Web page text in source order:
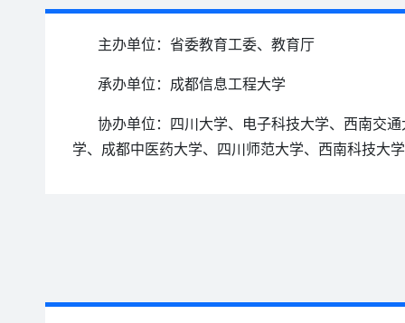
主办单位：省委教育工委、教育厅
承办单位：成都信息工程大学
协办单位：四川大学、电子科技大学、西南交
学、成都中医药大学、四川师范大学、西南科技大